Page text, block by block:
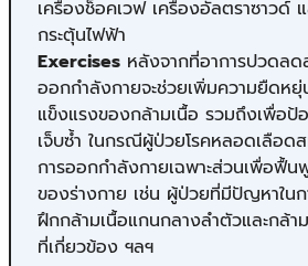
เครื่องช็อคเวฟ เครื่องอัลตราซาวด์
กระตุ้นไฟฟ้า
Exercises หลังจากที่อาการปวดลด
ออกกำลังกายจะช่วยเพิ่มความยืดหยุ่
แข็งแรงของกล้ามเนื้อ รวมถึงเพื่อป้
เจ็บซ้ำ ในกรณีผู้ป่วยโรคหลอดเลือด
การออกกำลังกายเฉพาะส่วนเพื่อฟื้
ของร่างกาย เช่น ผู้ป่วยที่มีปัญหาในก
ฝึกกล้ามเนื้อแกนกลางลำตัวและกล้า
ที่เกี่ยวข้อง ฯลฯ